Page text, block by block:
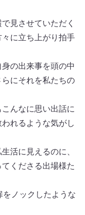
見させていただく
に立ち上がり拍手
の出来事を頭の中
にそれを私たちの
んなに思い出話に
れるような気がし
活に見えるのに、
くださる出場様た
ノックしたような